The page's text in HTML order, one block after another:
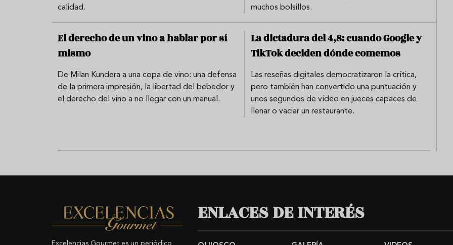
calidad.
muchos bolsillos.
El derecho de un vino a hablar por sí
mismo
De Milan Kundera a una copa de vino: una defensa
de la primera impresión, la libertad del bebedor y
el derecho del vino a no llegar con un manual.
La dictadura del 4,8: cuando Google y
TikTok deciden dónde comemos
Las reseñas digitales democratizaron la crítica,
pero también han convertido una puntuación y
unos segundos de vídeo en jueces capaces de
llenar o vaciar un restaurante.
ENLACES DE INTERÉS